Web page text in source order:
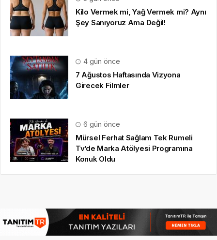
Kilo Vermek mi, Yağ Vermek mi? Aynı
Şey Sanıyoruz Ama Değil!
4 gün önce
7 Ağustos Haftasında Vizyona
Girecek Filmler
6 gün önce
Mürsel Ferhat Sağlam Tek Rumeli
Tv’de Marka Atölyesi Programına
Konuk Oldu